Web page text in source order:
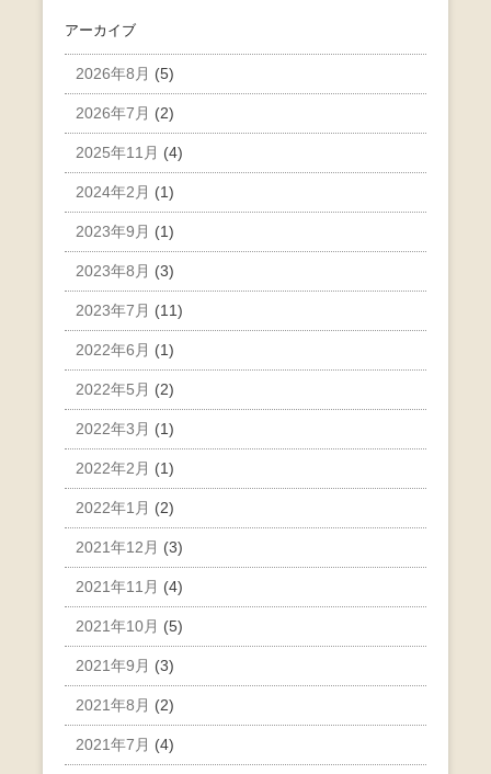
アーカイブ
2026年8月 (5)
2026年7月 (2)
2025年11月 (4)
2024年2月 (1)
2023年9月 (1)
2023年8月 (3)
2023年7月 (11)
2022年6月 (1)
2022年5月 (2)
2022年3月 (1)
2022年2月 (1)
2022年1月 (2)
2021年12月 (3)
2021年11月 (4)
2021年10月 (5)
2021年9月 (3)
2021年8月 (2)
2021年7月 (4)